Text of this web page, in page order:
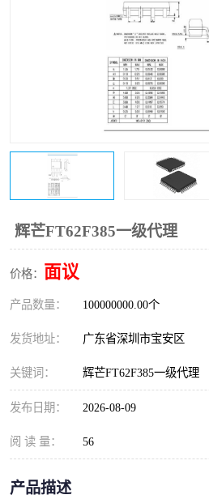
辉芒FT62F385一级代理
价格： 面议
产品数量： 100000000.00个
发货地址： 广东省深圳市宝安区
关键词： 辉芒FT62F385一级代理
发布日期： 2026-08-09
阅 读 量： 56
产品描述
FT61F022
FT61F021